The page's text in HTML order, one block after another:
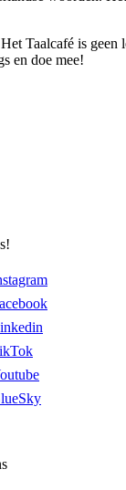
Taalcafé is geen
en doe mee!